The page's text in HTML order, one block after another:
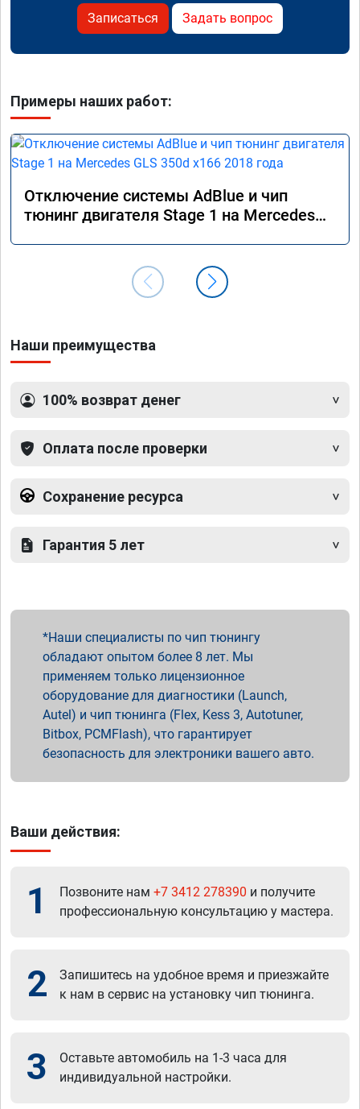
Записаться Задать вопрос
Примеры наших работ:
Отключение системы AdBlue и чип
тюнинг двигателя Stage 1 на Mercedes
Наши преимущества
100% возврат денег
Оплата после проверки
Сохранение ресурса
Гарантия 5 лет
Наши специалисты по чип тюнингу
обладают опытом более 8 лет. Мы
применяем только лицензионное
оборудование для диагностики (Launch,
Autel) и чип тюнинга (Flex, Kess 3, Autotuner,
Bitbox, PCMFlash), что гарантирует
безопасность для электроники вашего авто.
Ваши действия:
1 Позвоните нам +7 3412 278390 и получите
профессиональную консультацию у мастера.
2
Запишитесь на удобное время и приезжайте
к нам в сервис на установку чип тюнинга.
3
Оставьте автомобиль на 1-3 часа для
индивидуальной настройки.